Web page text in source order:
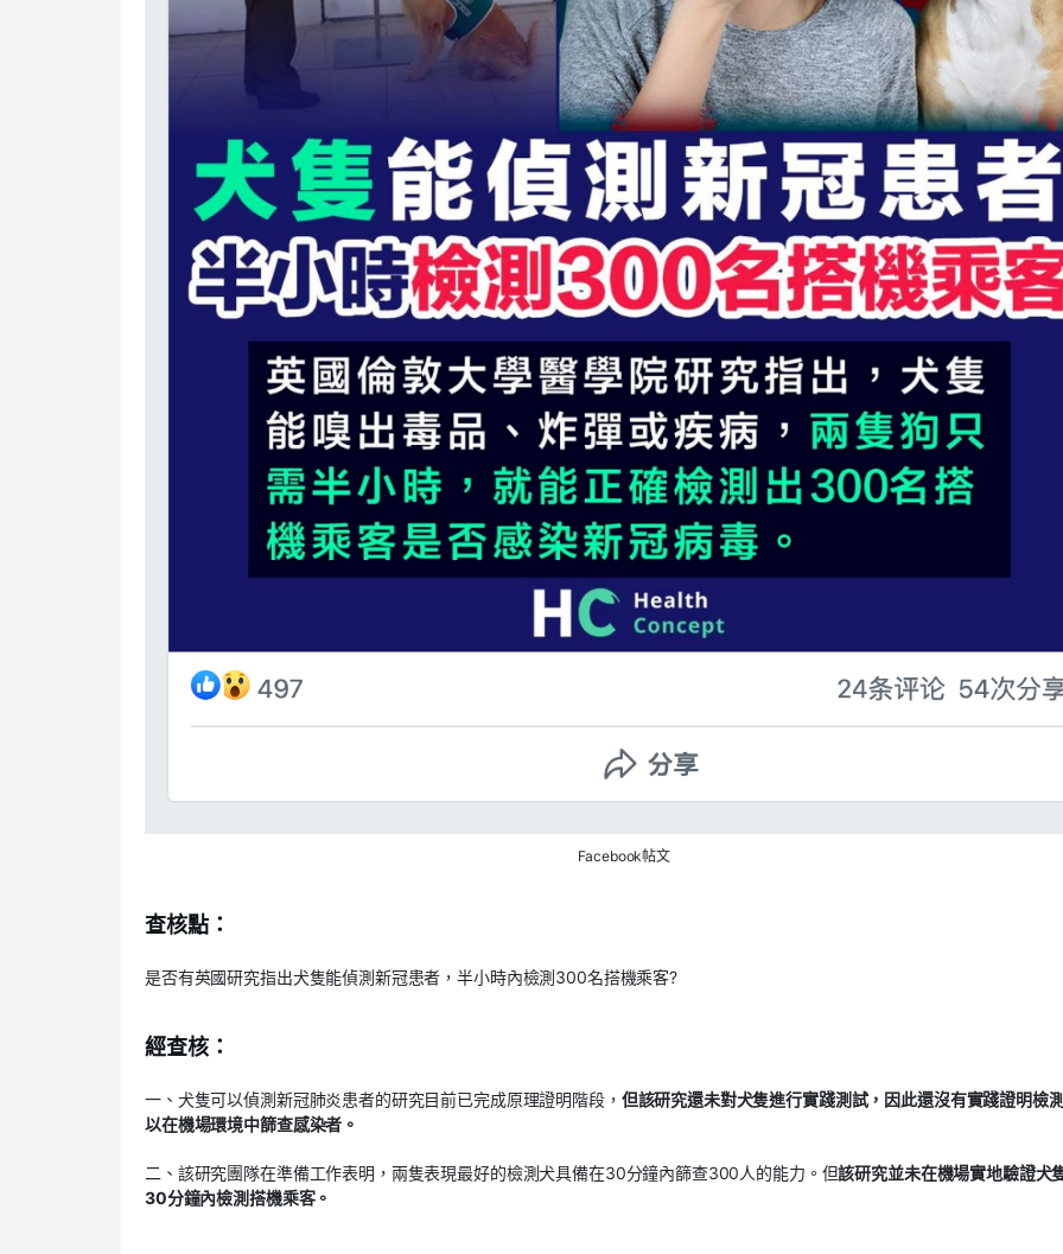
Facebook帖文
查核點：
是否有英國研究指出犬隻能偵測新冠患者，半小時內檢測300名搭機乘客?
經查核：
一、犬隻可以偵測新冠肺炎患者的研究目前已完成原理證明階段， 但該研究還未對犬隻進行實踐測試，因此還沒有實踐證明檢
以在機場環境中篩查感染者。
二、該研究團隊在準備工作表明，兩隻表現最好的檢測犬具備在30分鐘內篩查300人的能力。但該研究並未在機場實地驗證犬
30分鐘內檢測搭機乘客。